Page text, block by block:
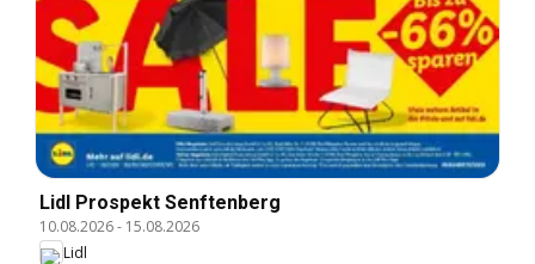
Lidl Prospekt Senftenberg
10.08.2026- 15.08.2026
Lidl